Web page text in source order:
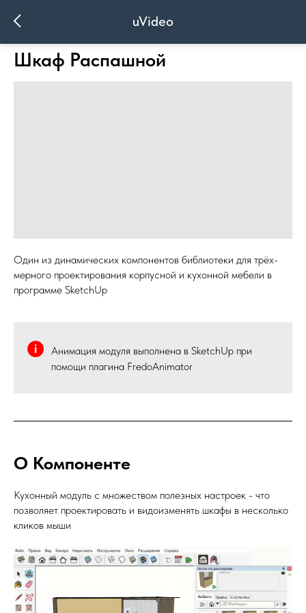
uVideo
Шкаф Распашной
Один из динамических компонентов библиотеки для трёх-
мерного проектирования корпусной и кухонной мебели в
программе SketchUp
Анимация модуля выполнена в SketchUp при
помощи плагина FredoAnimator
О Компоненте
Кухонный модуль с множеством полезных настроек - что
позволяет проектировать и видоизменять шкафы в несколько
кликов мыши